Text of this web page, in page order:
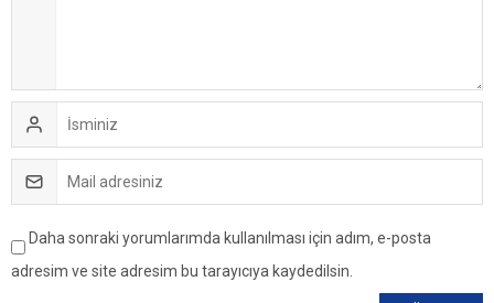
Daha sonraki yorumlarımda kullanılması için adım, e-posta
adresim ve site adresim bu tarayıcıya kaydedilsin.